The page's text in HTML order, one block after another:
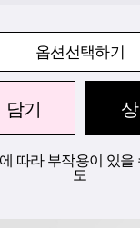
옵션선택하기
기
따라 부작용이 있을
도